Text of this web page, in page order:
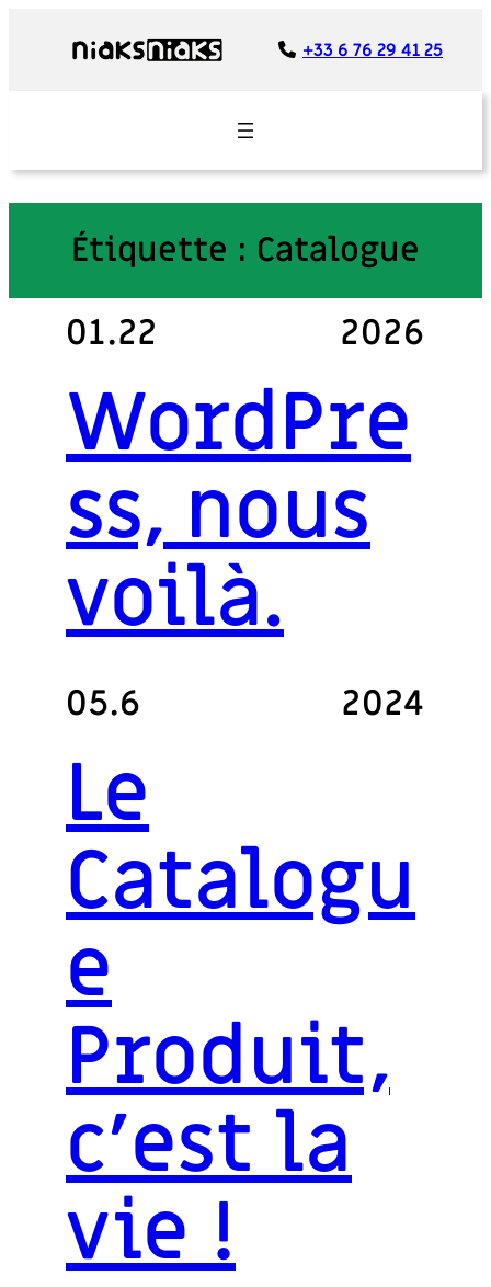
+33 6 76 29 41 25
Étiquette : Catalogue
01.22 2026
WordPre
ss, nous
voilà.
05.6 2024
Le
Catalogu
e
Produit,
c’est la
vie !